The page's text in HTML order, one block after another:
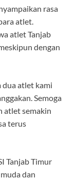
rasa
atlet.
atlet Tanjab
dengan
dua atlet kami
Semoga
atlet semakin
terus
Tanjab Timur
dan